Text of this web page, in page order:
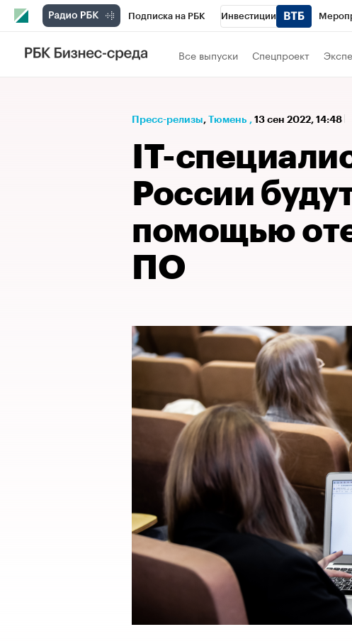
Подписка на РБК Инвестиции
РБК Вино
Проверка контрагентов
Все выпуски Спецпроект
Пресс-релизы⁠, Тюмень , 13 сен 2022, 14:48
IT-
России
помощью
ПО